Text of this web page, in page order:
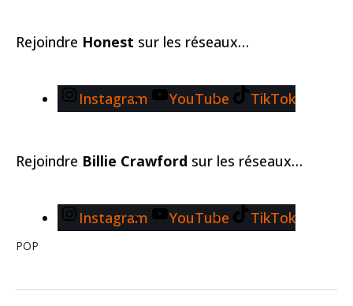
Rejoindre Honest sur les réseaux…
Instagram YouTube TikTok
Rejoindre Billie Crawford sur les réseaux…
Instagram YouTube TikTok
POP